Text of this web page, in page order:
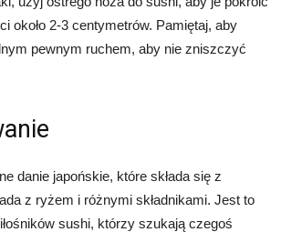
około 2-3 centymetrów. Pamiętaj, aby
pewnym ruchem, aby nie zniszczyć
danie japońskie, które składa się z
z ryżem i różnymi składnikami. Jest to
sushi, którzy szukają czegoś